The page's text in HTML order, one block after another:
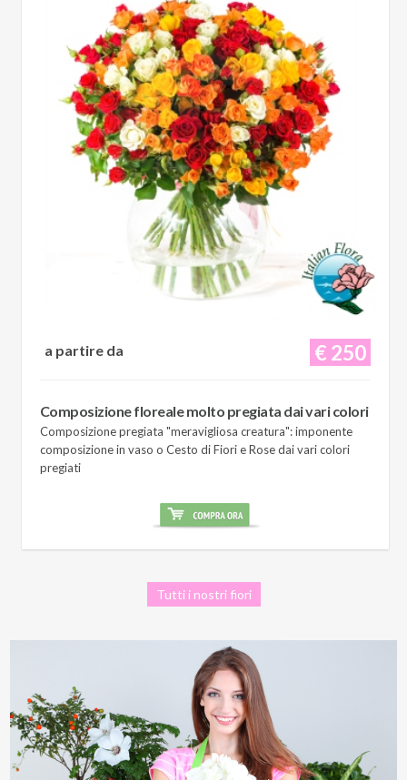
€ 250
a partire da
Composizione floreale molto pregiata dai vari colori
Composizione pregiata "meravigliosa creatura": imponente
composizione in vaso o Cesto di Fiori e Rose dai vari colori
pregiati
Tutti i nostri fiori